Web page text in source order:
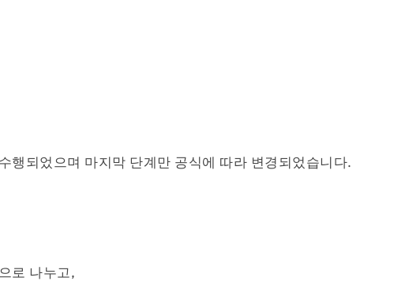
행되었으며 마지막 단계만 공식에 따라 변경되었습니다.
로 나누고,